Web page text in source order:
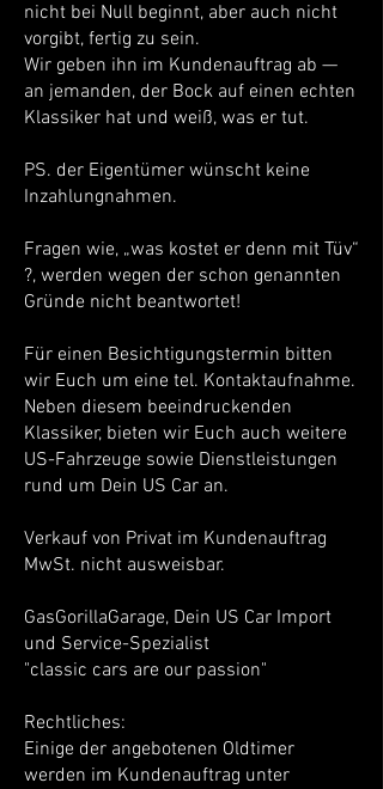
nicht bei Null beginnt, aber auch nicht
vorgibt, fertig zu sein.
Wir geben ihn im Kundenauftrag ab —
an jemanden, der Bock auf einen echten
Klassiker hat und weiß, was er tut.
PS. der Eigentümer wünscht keine
Inzahlungnahmen.
Fragen wie, „was kostet er denn mit Tüv“
?, werden wegen der schon genannten
Gründe nicht beantwortet!
Für einen Besichtigungstermin bitten
wir Euch um eine tel. Kontaktaufnahme.
Neben diesem beeindruckenden
Klassiker, bieten wir Euch auch weitere
US-Fahrzeuge sowie Dienstleistungen
rund um Dein US Car an.
Verkauf von Privat im Kundenauftrag
MwSt. nicht ausweisbar.
GasGorillaGarage, Dein US Car Import
und Service-Spezialist
"classic cars are our passion"
Rechtliches:
Einige der angebotenen Oldtimer
werden im Kundenauftrag unter